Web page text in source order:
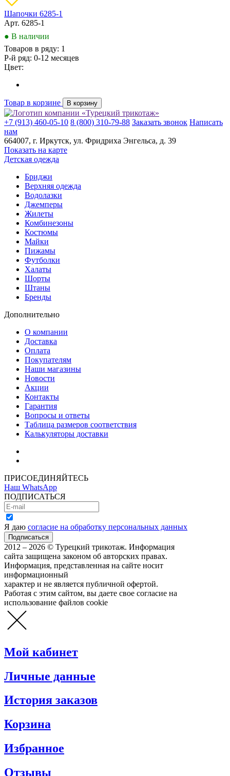
Шапочки 6285-1
Арт. 6285-1
● В наличии
Товаров в ряду: 1
Р-й ряд: 0-12 месяцев
Цвет:
Товар в корзине В корзину
+7 (913) 460-05-10 8 (800) 310-79-88 Заказать звонок Написать
нам
664007, г. Иркутск, ул. ​Фридриха Энгельса, д. 39
Показать на карте
Детская одежда
Бриджи
Верхняя одежда
Водолазки
Джемперы
Жилеты
Комбинезоны
Костюмы
Майки
Пижамы
Футболки
Халаты
Шорты
Штаны
Бренды
Дополнительно
О компании
Доставка
Оплата
Покупателям
Наши магазины
Новости
Акции
Контакты
Гарантия
Вопросы и ответы
Таблица размеров соответствия
Калькуляторы доставки
ПРИСОЕДИНЯЙТЕСЬ
Наш WhatsApp
ПОДПИСАТЬСЯ
Я даю согласие на обработку персональных данных
2012 – 2026 © Турецкий трикотаж. Информация
сайта защищена законом об авторских правах.
Информация, представленная на сайте носит
информационный
характер и не является публичной офертой.
Работая с этим сайтом, вы даете свое согласие на
использование файлов cookie
Мой кабинет
Личные данные
История заказов
Корзина
Избранное
Отзывы